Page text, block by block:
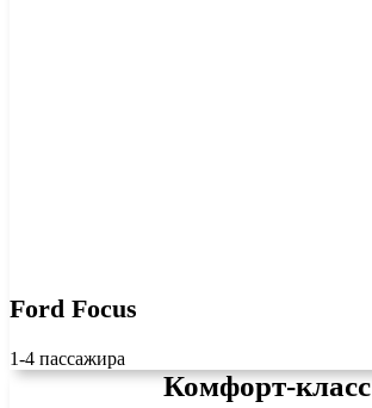
Ford Focus
1-4 пассажира
Комфорт-класс